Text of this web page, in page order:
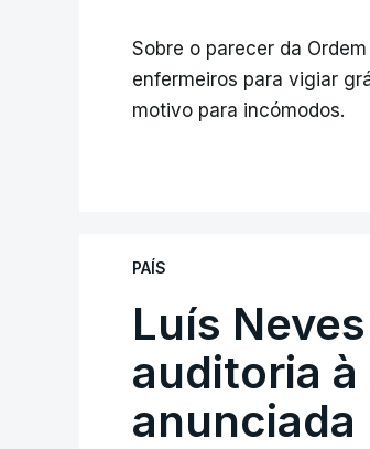
Sobre o parecer da
enfermeiros para vigiar
motivo para incómodos.
PAÍS
Luís
auditoria
anunciada